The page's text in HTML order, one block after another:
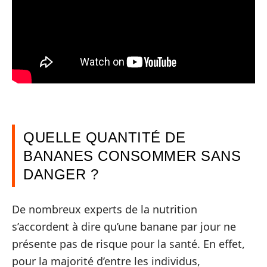
QUELLE QUANTITÉ DE
BANANES CONSOMMER SANS
DANGER ?
De nombreux experts de la nutrition
s’accordent à dire qu’une banane par jour ne
présente pas de risque pour la santé. En effet,
pour la majorité d’entre les individus,